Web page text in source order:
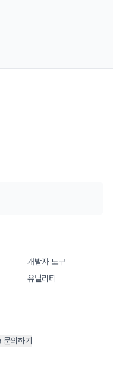
개발자 도구
유틸리티
문의하기